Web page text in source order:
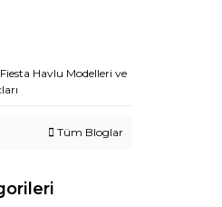
Fiesta Havlu Modelleri ve
Tüm Bloglar